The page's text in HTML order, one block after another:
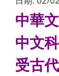
中華
中文
受古